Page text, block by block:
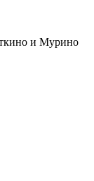
и Мурино